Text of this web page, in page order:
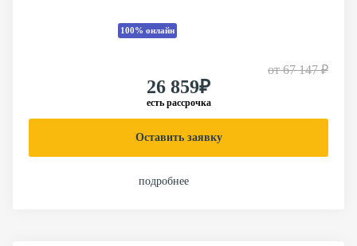
100% онлайн
от67 147 ₽
26 859₽
есть рассрочка
Оставить заявку
подробнее